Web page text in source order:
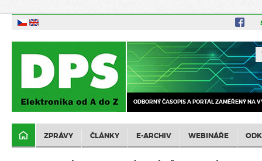
ODBORNÝ ČASOPIS A PORTÁL ZAMĚŘENÝ NA
ZPRÁVY ČLÁNKY E-ARCHIV WEBINÁŘE